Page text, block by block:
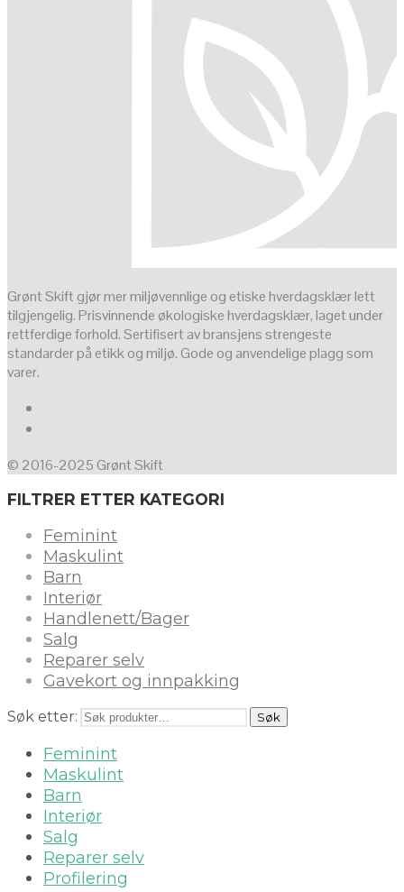
Grønt Skift gjør mer miljøvennlige og etiske hverdagsklær lett
tilgjengelig. Prisvinnende økologiske hverdagsklær, laget under
rettferdige forhold. Sertifisert av bransjens strengeste
standarder på etikk og miljø. Gode og anvendelige plagg som
varer.
© 2016-2025 Grønt Skift
FILTRER ETTER KATEGORI
Feminint
Maskulint
Barn
Interiør
Handlenett/Bager
Salg
Reparer selv
Gavekort og innpakking
Søk etter: Søk
Feminint
Maskulint
Barn
Interiør
Salg
Reparer selv
Profilering